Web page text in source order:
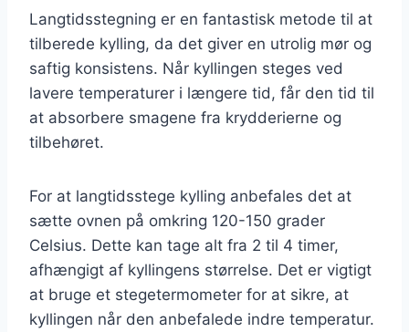
Langtidsstegning er en fantastisk metode til at
tilberede kylling, da det giver en utrolig mør og
saftig konsistens. Når kyllingen steges ved
lavere temperaturer i længere tid, får den tid til
at absorbere smagene fra krydderierne og
tilbehøret.
For at langtidsstege kylling anbefales det at
sætte ovnen på omkring 120-150 grader
Celsius. Dette kan tage alt fra 2 til 4 timer,
afhængigt af kyllingens størrelse. Det er vigtigt
at bruge et stegetermometer for at sikre, at
kyllingen når den anbefalede indre temperatur.